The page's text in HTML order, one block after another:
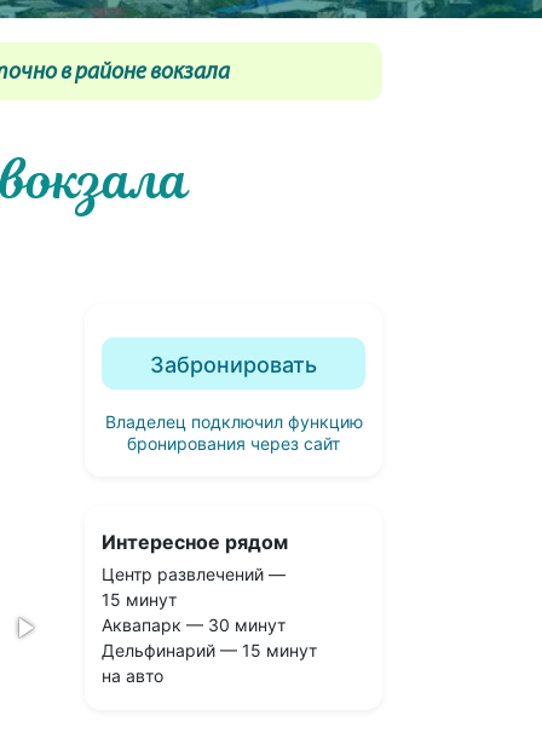
в районе вокзала
Забронировать
Владелец подключил функцию
бронирования через сайт
Интересное рядом
Центр развлечений —
15 минут
Аквапарк — 30 минут
Дельфинарий — 15 минут
на авто